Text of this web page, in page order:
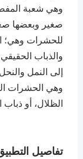
وهي شعبة
صغير وبعضها
للحشرات وهي؛
والذباب
إلى النمل
وهي الحشرات
الظلال، أو ذباب
تفاصيل